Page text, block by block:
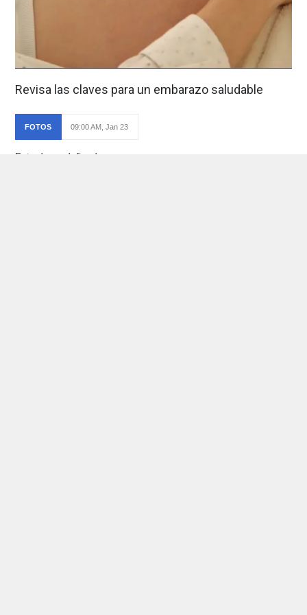
Revisa las claves para un embarazo saludable
FOTOS 09:00 AM, Jan 23
Foto de: undefined